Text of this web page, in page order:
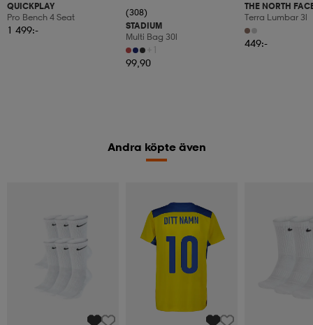
QUICKPLAY
Pro Bench 4 Seat
1 499:-
(308)
STADIUM
Multi Bag 30l
+1
99,90
THE NORTH
Terra Lumbar 3l
449:-
Andra köpte även